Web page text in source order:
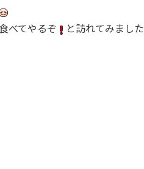
べてやるぞ
と訪れてみました